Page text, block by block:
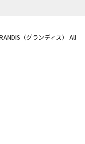
（グランディス） All